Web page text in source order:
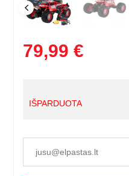
79,99 €
IŠPARDUOTA